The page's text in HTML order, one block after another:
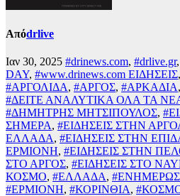
Απόdrlive
Ιαν 30, 2025 #drinews.com, #drlive.gr,
DAY, #www.drinews.com ΕΙΔΗΣΕΙΣ,
#ΑΡΓΟΛΙΔΑ, #ΑΡΓΟΣ, #ΑΡΚΑΔΙΑ,
#ΔΕΙΤΕ ΑΝΑΛΥΤΙΚΑ ΟΛΑ ΤΑ
#ΔΗΜΗΤΡΗΣ ΜΗΤΣΙΠΟΥΛΟΣ,
ΣΗΜΕΡΑ, #ΕΙΔΗΣΕΙΣ ΣΤΗΝ
ΕΛΛΑΔΑ, #ΕΙΔΗΣΕΙΣ ΣΤΗΝ
ΕΡΜΙΟΝΗ, #ΕΙΔΗΣΕΙΣ ΣΤΗΝ
ΣΤΟ ΑΡΓΟΣ, #ΕΙΔΗΣΕΙΣ ΣΤΟ
ΚΟΣΜΟ, #ΕΛΛΑΔΑ,
#ΕΡΜΙΟΝΗ, #ΚΟΡΙΝΘΙΑ,